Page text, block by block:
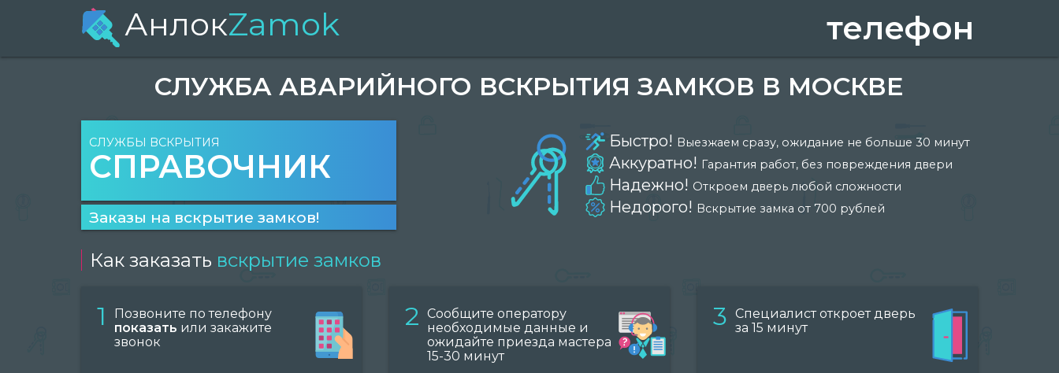
АнлокZamok телефон
СЛУЖБА АВАРИЙНОГО ВСКРЫТИЯ ЗАМКОВ В МОСКВЕ
СЛУЖБЫ ВСКРЫТИЯ
СПРАВОЧНИК
Заказы на вскрытие замков!
Быстро! Выезжаем сразу, ожидание не больше 30 минут
Аккуратно! Гарантия работ, без повреждения двери
Надежно! Откроем дверь любой сложности
Недорого! Вскрытие замка от 700 рублей
Как заказать вскрытие замков
1
Позвоните по телефону
показать или закажите
звонок
2 Сообщите оператору
необходимые данные и
ожидайте приезда мастера
15-30 минут
3 Специалист откроет дверь
за 15 минут